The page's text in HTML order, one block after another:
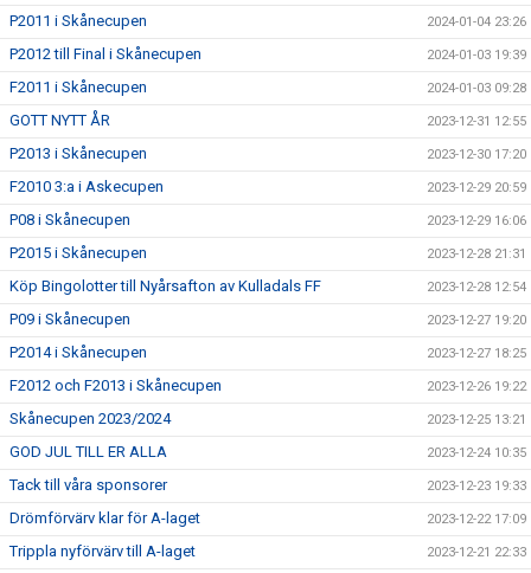
P2011 i Skånecupen 2024-01-04 23:26
P2012 till Final i Skånecupen 2024-01-03 19:39
F2011 i Skånecupen 2024-01-03 09:28
GOTT NYTT ÅR 2023-12-31 12:55
P2013 i Skånecupen 2023-12-30 17:20
F2010 3:a i Askecupen 2023-12-29 20:59
P08 i Skånecupen 2023-12-29 16:06
P2015 i Skånecupen 2023-12-28 21:31
Köp Bingolotter till Nyårsafton av Kulladals FF 2023-12-28 12:54
P09 i Skånecupen 2023-12-27 19:20
P2014 i Skånecupen 2023-12-27 18:25
F2012 och F2013 i Skånecupen 2023-12-26 19:22
Skånecupen 2023/2024 2023-12-25 13:21
GOD JUL TILL ER ALLA 2023-12-24 10:35
Tack till våra sponsorer 2023-12-23 19:33
Drömförvärv klar för A-laget 2023-12-22 17:09
Trippla nyförvärv till A-laget 2023-12-21 22:33